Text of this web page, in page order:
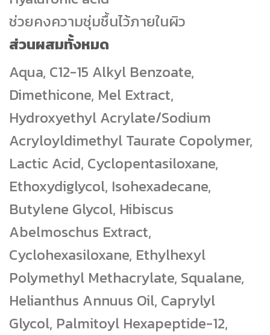
ช่วยคงความชุ่มชื้นไว้ภายในผิว
ส่วนผสมทั้งหมด
Aqua, C12-15 Alkyl Benzoate,
Dimethicone, Mel Extract,
Hydroxyethyl Acrylate/Sodium
Acryloyldimethyl Taurate Copolymer,
Lactic Acid, Cyclopentasiloxane,
Ethoxydiglycol, Isohexadecane,
Butylene Glycol, Hibiscus
Abelmoschus Extract,
Cyclohexasiloxane, Ethylhexyl
Polymethyl Methacrylate, Squalane,
Helianthus Annuus Oil, Caprylyl
Glycol, Palmitoyl Hexapeptide-12,